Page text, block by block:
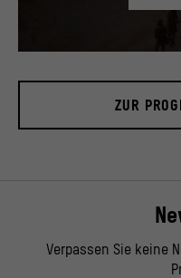
ZUR
Verpassen Sie keine